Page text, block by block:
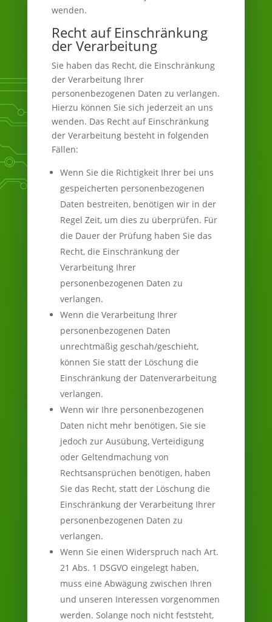
wenden.
Recht auf Einschränkung
der Verarbeitung
Sie haben das Recht, die Einschränkung
der Verarbeitung Ihrer
personenbezogenen Daten zu verlangen.
Hierzu können Sie sich jederzeit an uns
wenden. Das Recht auf Einschränkung
der Verarbeitung besteht in folgenden
Fällen:
Wenn Sie die Richtigkeit Ihrer bei uns
gespeicherten personenbezogenen
Daten bestreiten, benötigen wir in der
Regel Zeit, um dies zu überprüfen. Für
die Dauer der Prüfung haben Sie das
Recht, die Einschränkung der
Verarbeitung Ihrer
personenbezogenen Daten zu
verlangen.
Wenn die Verarbeitung Ihrer
personenbezogenen Daten
unrechtmäßig geschah/geschieht,
können Sie statt der Löschung die
Einschränkung der Datenverarbeitung
verlangen.
Wenn wir Ihre personenbezogenen
Daten nicht mehr benötigen, Sie sie
jedoch zur Ausübung, Verteidigung
oder Geltendmachung von
Rechtsansprüchen benötigen, haben
Sie das Recht, statt der Löschung die
Einschränkung der Verarbeitung Ihrer
personenbezogenen Daten zu
verlangen.
Wenn Sie einen Widerspruch nach Art.
21 Abs. 1 DSGVO eingelegt haben,
muss eine Abwägung zwischen Ihren
und unseren Interessen vorgenommen
werden. Solange noch nicht feststeht,